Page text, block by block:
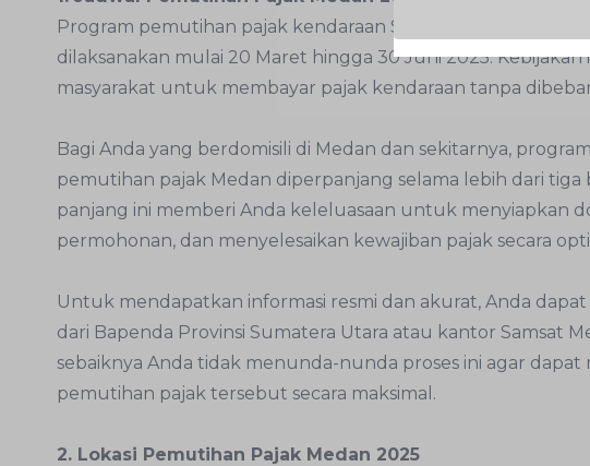
Program pemutihan pajak kendaraan Sumut tahun 2025,
dilaksanakan mulai 20 Maret hingga 30 Juni 2025.
masyarakat untuk membayar pajak kendaraan tanpa
Bagi Anda yang berdomisili di Medan dan sekitarnya,
pemutihan pajak Medan diperpanjang selama lebih dari
panjang ini memberi Anda keleluasaan untuk menyiapkan
permohonan, dan menyelesaikan kewajiban pajak secara
Untuk mendapatkan informasi resmi dan akurat, Anda dapat
dari Bapenda Provinsi Sumatera Utara atau kantor Samsat
sebaiknya Anda tidak menunda-nunda proses ini agar
pemutihan pajak tersebut secara maksimal.
2. Lokasi Pemutihan Pajak Medan 2025